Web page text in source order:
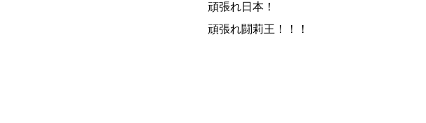
頑張れ日本！
頑張れ闘莉王！！！